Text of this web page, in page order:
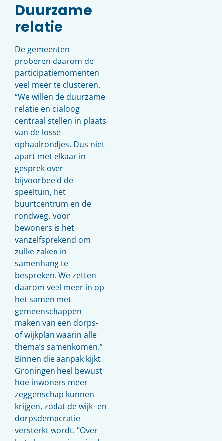
Duurzame
relatie
De gemeenten
proberen daarom de
participatiemomenten
veel meer te clusteren.
“We willen de duurzame
relatie en dialoog
centraal stellen in plaats
van de losse
ophaalrondjes. Dus niet
apart met elkaar in
gesprek over
bijvoorbeeld de
speeltuin, het
buurtcentrum en de
rondweg. Voor
bewoners is het
vanzelfsprekend om
zulke zaken in
samenhang te
bespreken. We zetten
daarom veel meer in op
het samen met
gemeenschappen
maken van een dorps-
of wijkplan waarin alle
thema’s samenkomen.”
Binnen die aanpak kijkt
Groningen heel bewust
hoe inwoners meer
zeggenschap kunnen
krijgen, zodat de wijk- en
dorpsdemocratie
versterkt wordt. “Over